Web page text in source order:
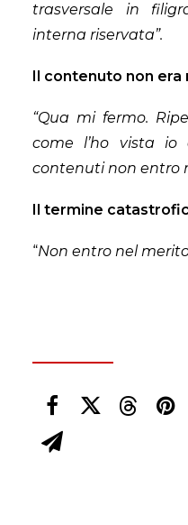
trasversale in
interna riservata”.
Il contenuto non era
“Qua mi fermo.
come l’ho vista
contenuti non entro
Il termine
“Non entro nel